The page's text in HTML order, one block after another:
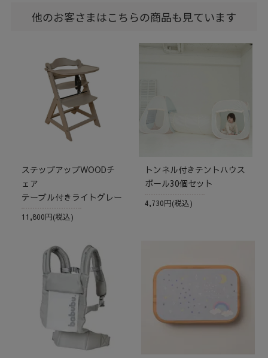
他のお客さまはこちらの商品も見ています
ステップアップWOODチ
ェア
テーブル付きライトグレー
11,800円(税込)
トンネル付きテントハウス
ボール30個セット
4,730円(税込)